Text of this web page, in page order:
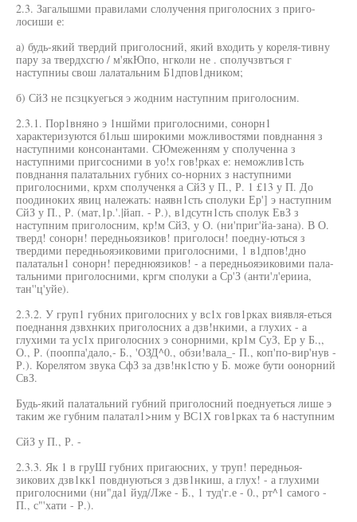
2.3. Загалышми правилами слолучення приголосних з приго-
лосиши е:
а) будь-який твердий приголосний, який входить у кореля-тивну
пару за твердхсгю / м'якЮпо, нгколи не . сполучзвтъся г
наступниы свош лалатальним Б1дпов1дником;
б) СйЗ не псзцкуегься э жодним наступним приголосним.
2.3.1. Пор1вняно э 1ншйми приголосними, сонорн1
характеризуются б1льш широкими можливостями повднання з
наступними консонантами. СЮмеженням у сполученна з
наступними пригсосними в уо!х гов!рках е: неможлив1сть
повднання палатальних губних со-норних з наступними
приголосними, крхм сполученкя а СйЗ у П., Р. 1 £13 у П. До
поодиноких явиц належать: наявн1сть сполуки Ер'] э наступним
СйЗ у П., Р. (мат,1р.'.|йап. - Р.), в1дсутн1сть сполук ЕвЗ з
наступним приголосним, кр!м СйЗ, у О. (ни'приг'йа-зана). В О.
тверд! сонорн! передньоязиков! приголосн! поедну-ються з
твердими передньояэиковими приголосними, 1 в1дпов!дно
палатальн1 сонорн! переднюязиков! - а передньояэиковими пала-
тальними приголосними, кргм сполуки а Ср'З (анти'л'ерииа,
тан''ц'уйе).
2.3.2. У груп1 губних приголосних у вс1х гов1рках виявля-еться
поеднання дзвхнких приголосних а дзв!нкими, а глухих - а
глухими та ус1х приголосних э сонорними, кр1м СуЗ, Ер у Б.,,
О., Р. (пооппа'дало,- Б., 'ОЗД^0., обзи!вала_- П., коп'по-вир'нув -
Р.). Корелятом звука СфЗ за дзв!нк1стю у Б. може бути оонорний
СвЗ.
Будь-який палатальний губний приголосний поеднуеться лише э
таким же губним палатал1>ним у ВС1Х гов1рках та 6 наступним
СйЗ у П., Р. -
2.3.3. Як 1 в груШ губних пригаюсних, у труп! передньоя-
зикових дзв1кк1 повднуються з дзв1нкиш, а глух! - а глухими
приголосними (ни"да1 йуд/Лже - Б., 1 туд'г.е - 0., рт^1 самого -
П., с"'хати - Р.).